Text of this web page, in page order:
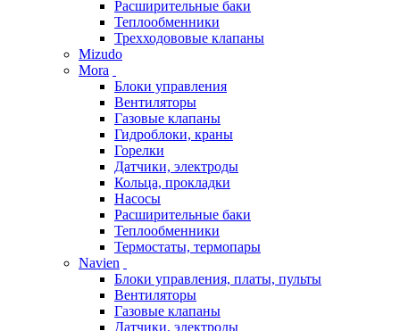
Расширительные баки
Теплообменники
Трехходововые клапаны
Mizudo
Mora
Блоки управления
Вентиляторы
Газовые клапаны
Гидроблоки, краны
Горелки
Датчики, электроды
Кольца, прокладки
Насосы
Расширительные баки
Теплообменники
Термостаты, термопары
Navien
Блоки управления, платы, пульты
Вентиляторы
Газовые клапаны
Датчики, электроды